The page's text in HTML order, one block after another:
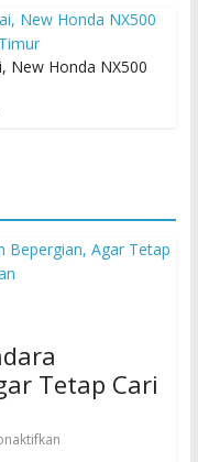
New Honda NX500
Tetap Cari